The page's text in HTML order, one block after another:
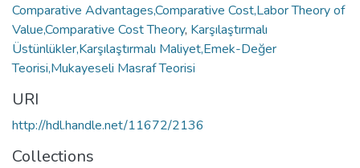
Comparative Advantages,Comparative Cost,Labor Theory of
Value,Comparative Cost Theory, Karşılaştırmalı
Üstünlükler,Karşılaştırmalı Maliyet,Emek-Değer
Teorisi,Mukayeseli Masraf Teorisi
URI
http://hdl.handle.net/11672/2136
Collections